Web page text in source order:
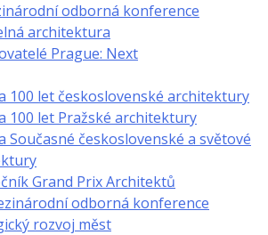
odborná konference
architektura
Prague: Next
100 let československé architektury
100 let Pražské architektury
Současné československé a světové
Grand Prix Architektů
odborná konference
rozvoj měst